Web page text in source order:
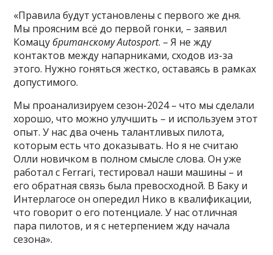
«Правила будут установлены с первого же дня.
Мы проясним всё до первой гонки, – заявил
Комацубританскому Autosport. – Я не жду
контактов между напарниками, сходов из-за
этого. Нужно гоняться жестко, оставаясь в рамках
допустимого.
Мы проанализируем сезон-2024 – что мы сделали
хорошо, что можно улучшить – и используем этот
опыт. У нас два очень талантливых пилота,
которым есть что доказывать. Но я не считаю
Олли новичком в полном смысле слова. Он уже
работал с Ferrari, тестировал наши машины – и
его обратная связь была превосходной. В Баку и
Интерлагосе он опередил Нико в квалификации,
что говорит о его потенциале. У нас отличная
пара пилотов, и я с нетерпением жду начала
сезона».